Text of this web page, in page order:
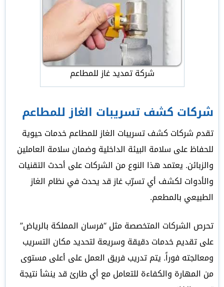
شركة تمديد غاز للمطاعم
شركات كشف تسريبات الغاز للمطاعم
تقدم شركات كشف تسريبات الغاز للمطاعم خدمات حيوية
للحفاظ على سلامة البيئة الداخلية وضمان سلامة العاملين
والزبائن. يعتمد هذا النوع من الشركات على أحدث التقنيات
والأدوات لكشف أي تسرّب غاز قد يحدث في نظام الغاز
الطبيعي بالمطعم.
تحرص الشركات المتخصصة مثل “فرسان المملكة بالرياض”
على تقديم خدمات دقيقة وسريعة لتحديد مكان التسريب
ومعالجته فوراً. يتم تدريب فريق العمل على أعلى مستوى
من المهارة والكفاءة للتعامل مع أي طارئ قد ينشأ نتيجة